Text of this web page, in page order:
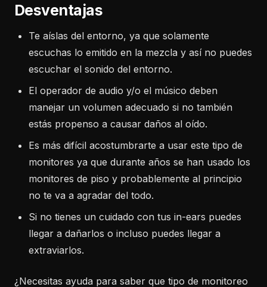
Desventajas
Te aíslas del entorno, ya que solamente
escuchas lo emitido en la mezcla y así no puedes
escuchar el sonido del entorno.
El operador de audio y/o el músico deben
manejar un volumen adecuado si no también
estás propenso a causar daños al oído.
Es más difícil acostumbrarte a usar este tipo de
monitores ya que durante años se han usado los
monitores de piso y probablemente al principio
no te va a agradar del todo.
Si no tienes un cuidado con tus in-ears puedes
llegar a dañarlos o incluso puedes llegar a
extraviarlos.
¿Necesitas ayuda para saber que tipo de monitoreo